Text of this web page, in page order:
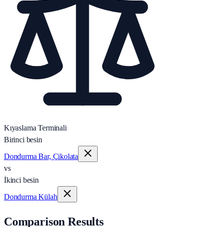
Kıyaslama Terminali
Birinci besin
Dondurma Bar, Çikolata
vs
İkinci besin
Dondurma Külah
Comparison Results